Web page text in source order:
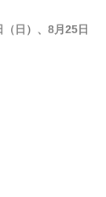
日）、8月25日